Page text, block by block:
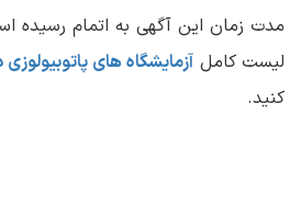
مدت زمان این آگهی به اتمام
لیست کامل آزمایشگاه های پاتوبیولوزی
کنید.